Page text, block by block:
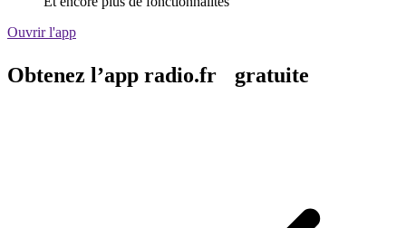
Ouvrir l'app
Obtenez l’app radio.fr gratuite